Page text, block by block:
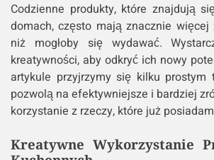
Codzienne produkty, które znajdują
domach, często mają znacznie więcej
niż mogłoby się wydawać.
kreatywności, aby odkryć ich nowy
artykule przyjrzymy się kilku prostym
pozwolą na efektywniejsze i bardziej
korzystanie z rzeczy, które już
Kreatywne Wykorzystanie